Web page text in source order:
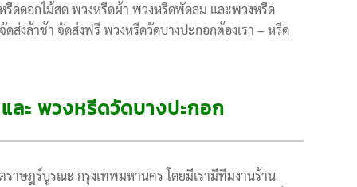
ดดอกไม้สด พวงหรีดผ้า พวงหรีดพัดลม และพวงหรีด
ส่งล้าช้า จัดส่งฟรี พวงหรีดวัดบางปะกอกต้องเรา – หรีด
ละ พวงหรีดวัดบางปะกอก
าษฎร์บูรณะ กรุงเทพมหานคร โดยมีเรามีทีมงานร้าน